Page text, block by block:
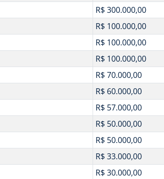
R$ 300.000,00
R$ 100.000,00
R$ 100.000,00
R$ 100.000,00
R$ 70.000,00
R$ 60.000,00
R$ 57.000,00
R$ 50.000,00
R$ 50.000,00
R$ 33.000,00
R$ 30.000,00